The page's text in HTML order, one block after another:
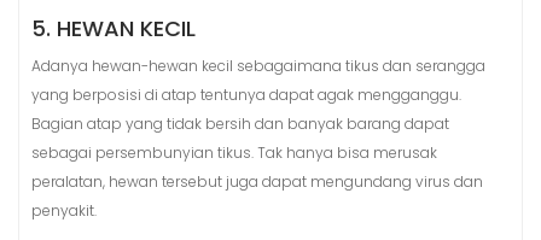
5. HEWAN KECIL
Adanya hewan-hewan kecil sebagaimana tikus dan serangga
yang berposisi di atap tentunya dapat agak mengganggu.
Bagian atap yang tidak bersih dan banyak barang dapat
sebagai persembunyian tikus. Tak hanya bisa merusak
peralatan, hewan tersebut juga dapat mengundang virus dan
penyakit.